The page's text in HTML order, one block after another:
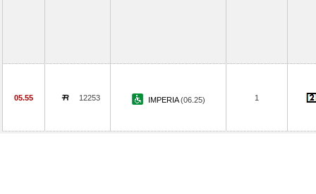
05.55 12253 IMPERIA(06.25) 1